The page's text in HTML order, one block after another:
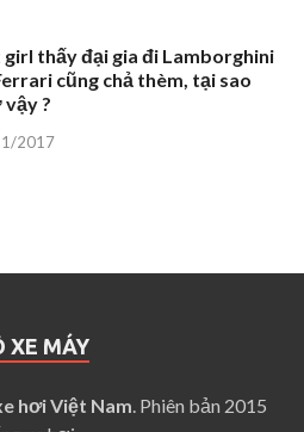
girl thấy đại gia đi Lamborghini
cũng chả thèm, tại sao
vậy ?
2017
XE MÁY
hơi Việt Nam. Phiên bản 2015